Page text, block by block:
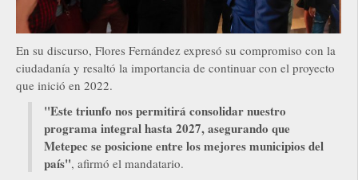
En su discurso, Flores Fernández expresó su compromiso con la
ciudadanía y resaltó la importancia de continuar con el proyecto
que inició en 2022.
"Este triunfo nos permitirá consolidar nuestro
programa integral hasta 2027, asegurando que
Metepec se posicione entre los mejores municipios del
país", afirmó el mandatario.